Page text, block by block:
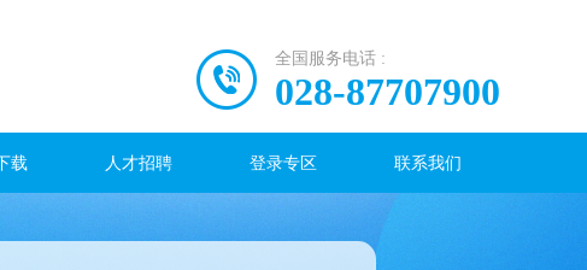
全国服务电话 :
028-87707900
载 人才招聘 登录专区 联系我们